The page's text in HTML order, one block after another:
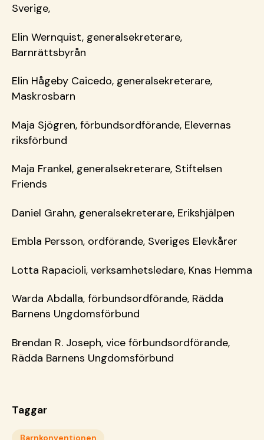
Sverige,
Elin Wernquist, generalsekreterare,
Barnrättsbyrån
Elin Hågeby Caicedo, generalsekreterare,
Maskrosbarn
Maja Sjögren, förbundsordförande, Elevernas
riksförbund
Maja Frankel, generalsekreterare, Stiftelsen
Friends
Daniel Grahn, generalsekreterare, Erikshjälpen
Embla Persson, ordförande, Sveriges Elevkårer
Lotta Rapacioli, verksamhetsledare, Knas Hemma
Warda Abdalla, förbundsordförande, Rädda
Barnens Ungdomsförbund
Brendan R. Joseph, vice förbundsordförande,
Rädda Barnens Ungdomsförbund
Taggar
Barnkonventionen